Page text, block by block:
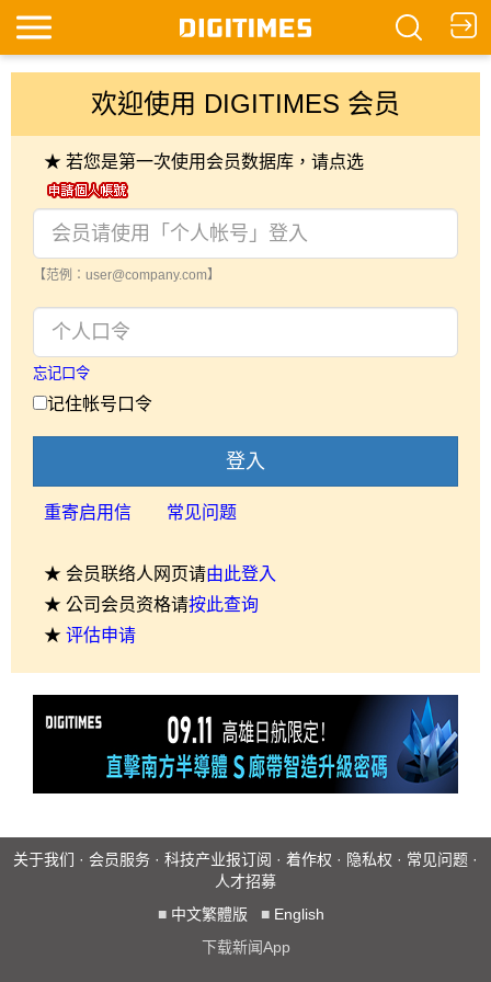
欢迎使用 DIGITIMES 会员
★ 若您是第一次使用会员数据库，请点选
【范例：user@company.com】
忘记口令
记住帐号口令
登入
重寄启用信 常见问题
★ 会员联络人网页请由此登入
★ 公司会员资格请按此查询
★ 评估申请
关于我们 · 会员服务 · 科技产业报订阅 · 着作权 · 隐私权 · 常见问题 ·
人才招募
■ 中文繁體版 ■ English
下载新闻App